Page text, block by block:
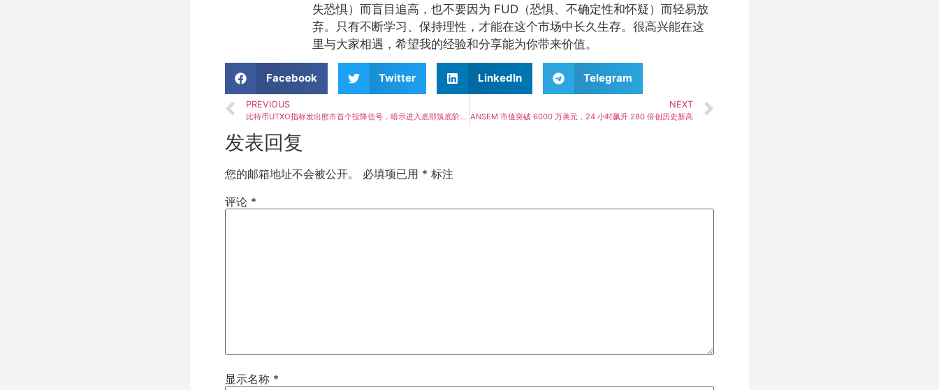
失恐惧）而盲目追高，也不要因为 FUD（恐惧、不确定性和怀疑）而轻易放
弃。只有不断学习、保持理性，才能在这个市场中长久生存。很高兴能在这
里与大家相遇，希望我的经验和分享能为你带来价值。
Facebook Twitter LinkedIn Telegram
PREVIOUS
比特币UTXO指标发出熊市首个投降信号，暗示进入底部筑底阶段】
NEXT
ANSEM 市值突破 6000 万美元，24 小时飙升 280 倍创历史新高
发表回复
您的邮箱地址不会被公开。 必填项已用 * 标注
评论 *
显示名称 *